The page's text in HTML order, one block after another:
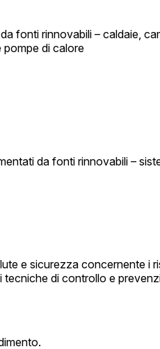
fonti rinnovabili – caldaie,
pompe di calore
da fonti rinnovabili –
e sicurezza concernente i
di controllo e